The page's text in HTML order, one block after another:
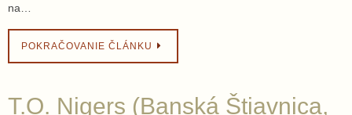
na…
POKRAČOVANIE ČLÁNKU
T.O. Nigers (Banská Štiavnica,